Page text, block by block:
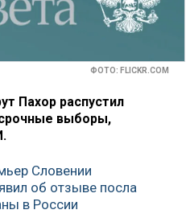
ФОТО: FLICKR.COM
Пахор распустил
выборы,
Словении
об отзыве посла
в России